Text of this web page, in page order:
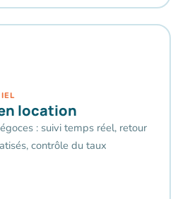
location
: suivi temps réel, retour
contrôle du taux